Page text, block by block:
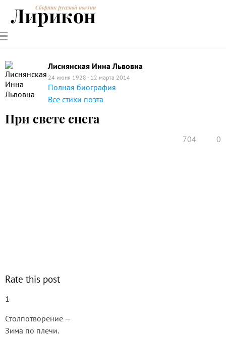
РУССКИЕ
ПОЭТЫ
СОВРЕМЕННИКИЭНЦИКЛОПЕДИЯ
ПОЭЗИИ
Сборник русской поэзии
Лирикон
Лиснянская Инна Львовна
24 июня 1928 - 12 марта 2014
Полная биография
Все стихи поэта
При свете снега
704 0
Rate this post
1
Столпотворение —
Зима по плечи.